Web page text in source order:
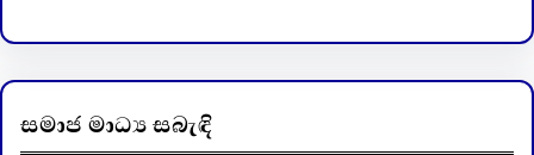
සමාජ මාධ්‍ය සබැඳි